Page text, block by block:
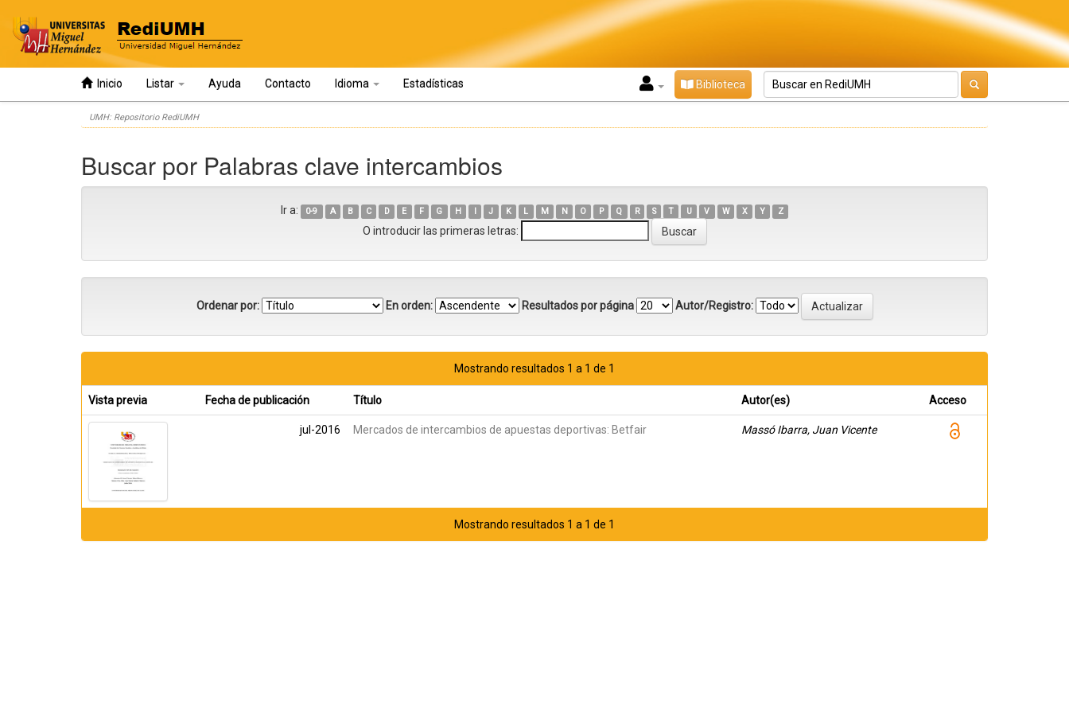
Inicio Listar Ayuda Contacto Idioma Estadísticas Biblioteca
UMH: Repositorio RediUMH
Buscar por Palabras clave intercambios
Ir a: 0-9 A B C D E F G H I J K L M N O P Q R S T U V W X Y Z
O introducir las primeras letras:
Ordenar por: En orden: Resultados por página Autor/Registro:
Mostrando resultados 1 a 1 de 1
Vista previa Fecha de publicación Título Autor(es) Acceso
jul-2016 Mercados de intercambios de apuestas deportivas: Betfair Massó Ibarra, Juan Vicente
Mostrando resultados 1 a 1 de 1